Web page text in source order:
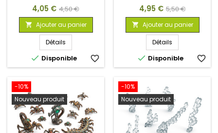
Prix
4,05 € Prix
de
base
4,50 €
 Ajouter au panier
Détails
 Disponible favorite_border
Prix
4,95 € Prix
de
base
5,50 €
 Ajouter au panier
Détails
 Disponible favorite_border
-10%
Nouveau produit
-10%
Nouveau produit